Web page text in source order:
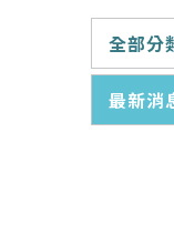
全部分
最新消